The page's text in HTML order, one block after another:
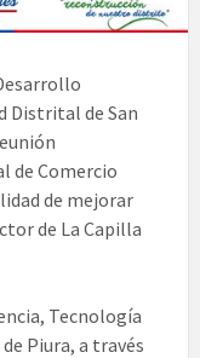
Distrital de San
de Comercio
de mejorar
de La Capilla
Tecnología
Piura, a través